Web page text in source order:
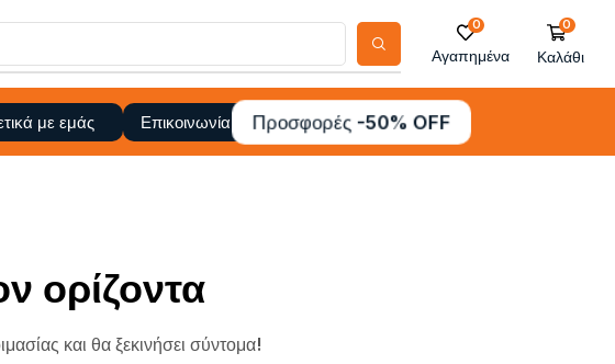
0
Αγαπημένα
0
Καλάθι
με εμάς Επικοινωνία Προσφορές -50% OFF
ορίζοντα
και θα ξεκινήσει σύντομα!